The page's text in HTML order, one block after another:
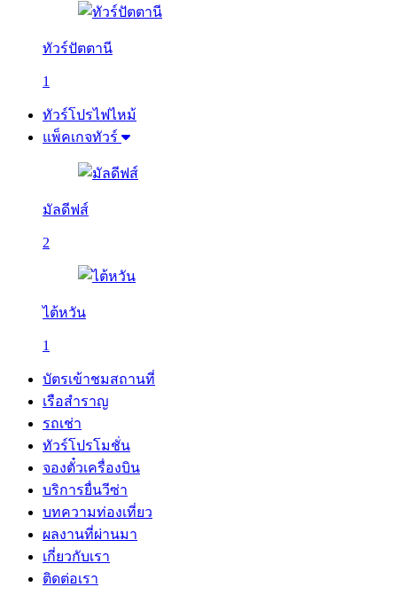
ทัวร์ปัตตานี
1
ทัวร์โปรไฟไหม้
แพ็คเกจทัวร์
มัลดีฟส์
2
ไต้หวัน
1
บัตรเข้าชมสถานที่
เรือสำราญ
รถเช่า
ทัวร์โปรโมชั่น
จองตั๋วเครื่องบิน
บริการยื่นวีซ่า
บทความท่องเที่ยว
ผลงานที่ผ่านมา
เกี่ยวกับเรา
ติดต่อเรา